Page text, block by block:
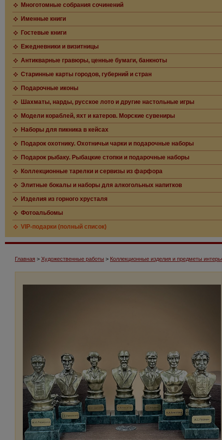
Многотомные собрания сочинений
Именные книги
Гостевые книги
Ежедневники и визитницы
Антикварные гравюры, ценные бумаги, банкноты
Старинные карты городов, губерний и стран
Подарочные иконы
Шахматы, нарды, русское лото и другие настольные игры
Модели кораблей, яхт и катеров. Морские сувениры
Наборы для пикника в кейсах
Подарок охотнику. Охотничьи чарки и подарочные наборы
Подарок рыбаку. Рыбацкие стопки и подарочные наборы
Коллекционные тарелки и сервизы из фарфора
Элитные бокалы и наборы для алкогольных напитков
Изделия из горного хрусталя
Фотоальбомы
VIP-подарки (полный список)
Главная > Художественные работы > Коллекционные изделия и предметы